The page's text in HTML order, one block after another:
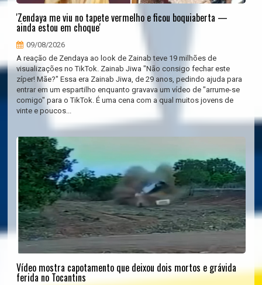
'Zendaya me viu no tapete vermelho e ficou boquiaberta —
ainda estou em choque'
09/08/2026
A reação de Zendaya ao look de Zainab teve 19 milhões de
visualizações no TikTok. Zainab Jiwa "Não consigo fechar este
zíper! Mãe?" Essa era Zainab Jiwa, de 29 anos, pedindo ajuda para
entrar em um espartilho enquanto gravava um vídeo de "arrume-se
comigo" para o TikTok. É uma cena com a qual muitos jovens de
vinte e poucos...
Vídeo mostra capotamento que deixou dois mortos e grávida
ferida no Tocantins